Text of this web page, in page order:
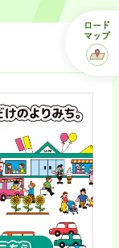
ロード
マップ